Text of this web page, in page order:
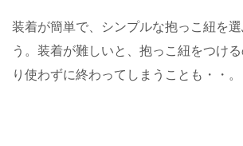
装着が簡単で、シンプルな抱っこ紐を
う。装着が難しいと、抱っこ紐をつけ
り使わずに終わってしまうことも・・。